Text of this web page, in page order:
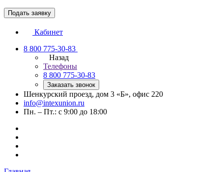
Подать заявку
Кабинет
8 800 775-30-83
Назад
Телефоны
8 800 775-30-83
Заказать звонок
Шенкурский проезд, дом 3 «Б», офис 220
info@intexunion.ru
Пн. – Пт.: с 9:00 до 18:00